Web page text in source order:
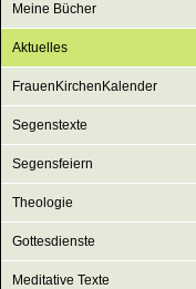
Meine Bücher
Aktuelles
FrauenKirchenKalender
Segenstexte
Segensfeiern
Theologie
Gottesdienste
Meditative Texte